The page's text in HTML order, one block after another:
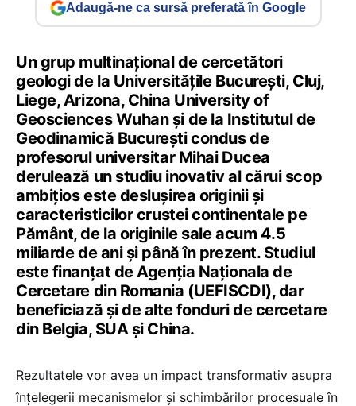
Adaugă-ne ca sursă preferată în Google
Un grup multinațional de cercetători
geologi de la Universitățile București, Cluj,
Liege, Arizona, China University of
Geosciences Wuhan și de la Institutul de
Geodinamică București condus de
profesorul universitar Mihai Ducea
derulează un studiu inovativ al cărui scop
ambițios este deslușirea originii și
caracteristicilor crustei continentale pe
Pământ, de la originile sale acum 4.5
miliarde de ani și până în prezent. Studiul
este finanțat de Agenția Naționala de
Cercetare din Romania (UEFISCDI), dar
beneficiază și de alte fonduri de cercetare
din Belgia, SUA și China.
Rezultatele vor avea un impact transformativ asupra
înțelegerii mecanismelor și schimbărilor procesuale în